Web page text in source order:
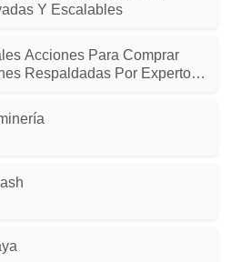
Y Escalables
Acciones Para Comprar
Respaldadas Por Expertos